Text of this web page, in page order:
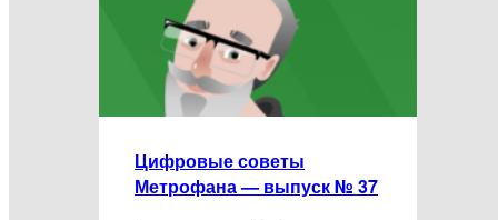
Цифровые советы
Метрофана — выпуск № 37